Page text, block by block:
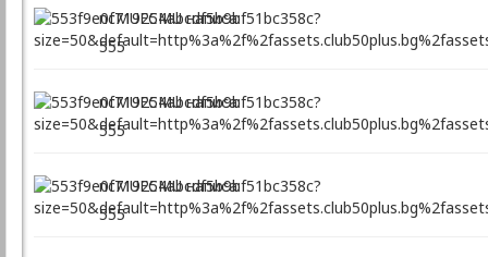
ncMUFCMU написа:
555
ncMUFCMU написа:
555
ncMUFCMU написа:
555